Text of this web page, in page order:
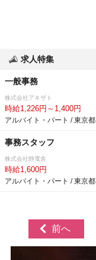
求人特集
一般事務
株式会社アキザト
時給1,226円～1,400円
アルバイト・パート / 東京都
事務スタッフ
株式会社静電舎
時給1,600円
アルバイト・パート / 東京都
前へ